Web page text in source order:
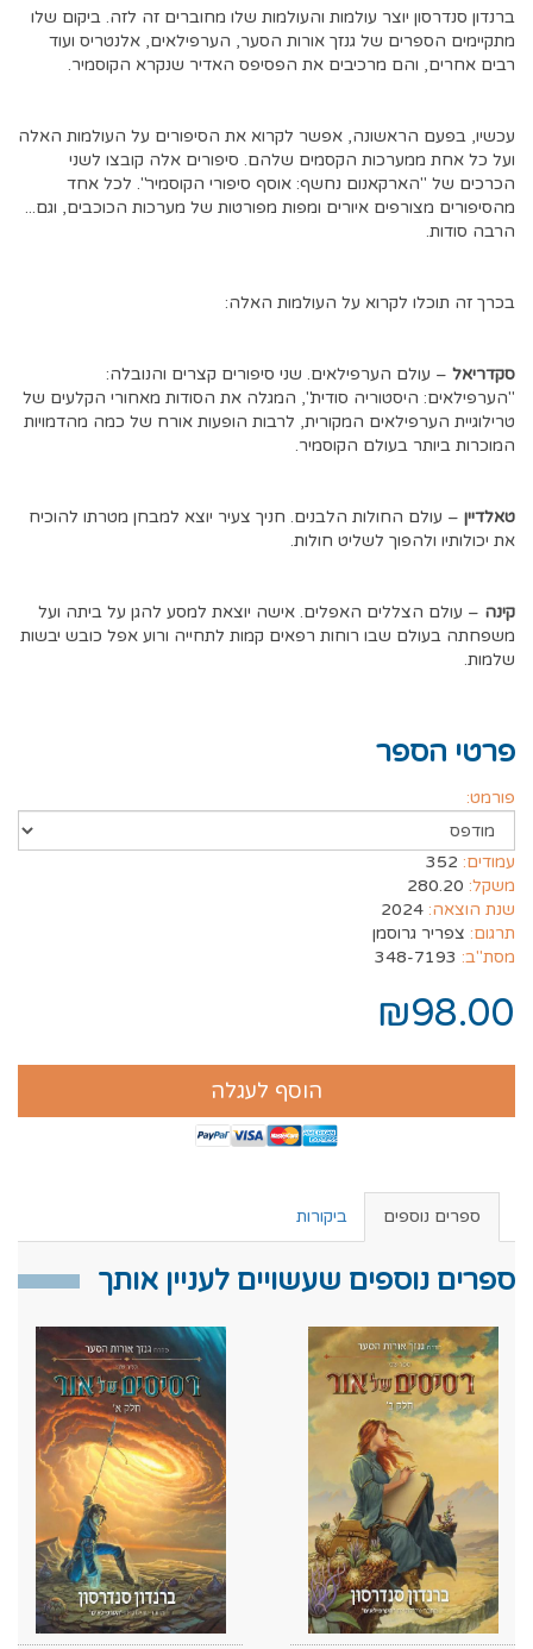
ברנדון סנדרסון יוצר עולמות והעולמות שלו מחוברים זה לזה. ביקום שלו
מתקיימים הספרים של גנזך אורות הסער, הערפילאים, אלנטריס ועוד
רבים אחרים, והם מרכיבים את הפסיפס האדיר שנקרא הקוסמיר.
עכשיו, בפעם הראשונה, אפשר לקרוא את הסיפורים על העולמות האלה
ועל כל אחת ממערכות הקסמים שלהם. סיפורים אלה קובצו לשני
הכרכים של "הארקאנום נחשף: אוסף סיפורי הקוסמיר". לכל אחד
מהסיפורים מצורפים איורים ומפות מפורטות של מערכות הכוכבים, וגם...
הרבה סודות.
בכרך זה תוכלו לקרוא על העולמות האלה:
סקדריאל – עולם הערפילאים. שני סיפורים קצרים והנובלה:
"הערפילאים: היסטוריה סודית", המגלה את הסודות מאחורי הקלעים של
טרילוגיית הערפילאים המקורית, לרבות הופעות אורח של כמה מהדמויות
המוכרות ביותר בעולם הקוסמיר.
טאלדיין – עולם החולות הלבנים. חניך צעיר יוצא למבחן מטרתו להוכיח
את יכולותיו ולהפוך לשליט חולות.
קינה – עולם הצללים האפלים. אישה יוצאת למסע להגן על ביתה ועל
משפחתה בעולם שבו רוחות רפאים קמות לתחייה ורוע אפל כובש יבשות
שלמות.
פרטי הספר
פורמט:
עמודים: 352
משקל: 280.20
שנת הוצאה: 2024
תרגום: צפריר גרוסמן
מסת"ב: 348-7193
₪98.00
הוסף לעגלה
ספרים נוספים ביקורות
ספרים נוספים שעשויים לעניין אותך